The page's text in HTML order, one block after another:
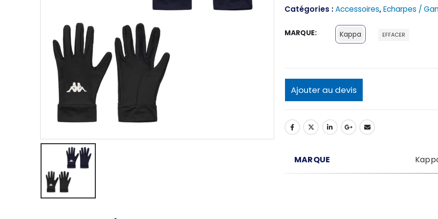
Catégories :Accessoires,Echarpes /
MARQUE Kappa EFFACER
Ajouter au devis
MARQUE